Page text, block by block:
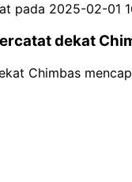
pada 2025-02-01
dekat
Chimbas